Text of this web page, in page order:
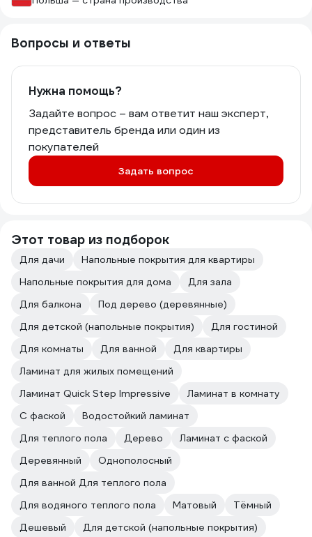
Вопросы и ответы
Нужна помощь?
Задайте вопрос – вам ответит наш эксперт,
представитель бренда или один из
покупателей
Задать вопрос
Этот товар из подборок
Для дачи
Напольные покрытия для квартиры
Напольные покрытия для дома
Для зала
Для балкона
Под дерево (деревянные)
Для детской (напольные покрытия)
Для гостиной
Для комнаты
Для ванной
Для квартиры
Ламинат для жилых помещений
Ламинат Quick Step Impressive
Ламинат в комнату
С фаской
Водостойкий ламинат
Для теплого пола
Дерево
Ламинат с фаской
Деревянный
Однополосный
Для ванной Для теплого пола
Для водяного теплого пола
Матовый
Тёмный
Дешевый
Для детской (напольные покрытия)